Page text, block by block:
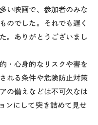
い映画で、参加者のみな
のでした。それでも遅く
。ありがとうございまし
・心身的なリスクや害を
れる条件や危険防止対策
の備えなどは不可欠なは
ンにして突き詰めて見せ